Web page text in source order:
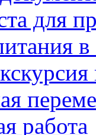
для
в
работа